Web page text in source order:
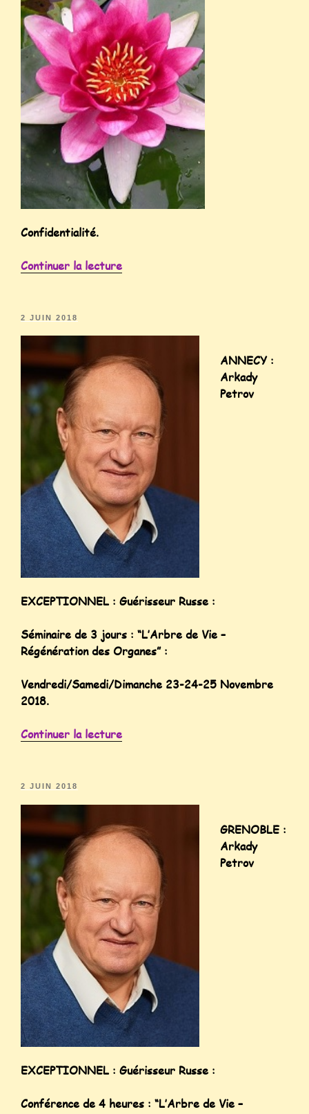
Confidentialité.
Continuer la lecture
2 JUIN 2018
ANNECY :
Arkady
Petrov
EXCEPTIONNEL : Guérisseur Russe :
Séminaire de 3 jours : “L’Arbre de Vie –
Régénération des Organes” :
Vendredi/Samedi/Dimanche 23-24-25 Novembre
2018.
Continuer la lecture
2 JUIN 2018
GRENOBLE :
Arkady
Petrov
EXCEPTIONNEL : Guérisseur Russe :
Conférence de 4 heures : “L’Arbre de Vie –